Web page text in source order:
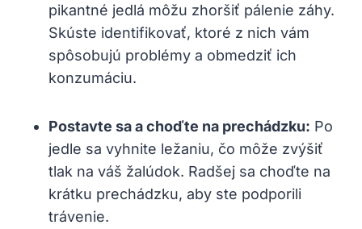
pikantné jedlá môžu zhoršiť pálenie záhy.
Skúste identifikovať, ktoré z nich vám
spôsobujú problémy a obmedziť ich
konzumáciu.
Postavte sa a choďte na prechádzku: Po
jedle sa vyhnite ležaniu, čo môže zvýšiť
tlak na váš žalúdok. Radšej sa choďte na
krátku prechádzku, aby ste podporili
trávenie.